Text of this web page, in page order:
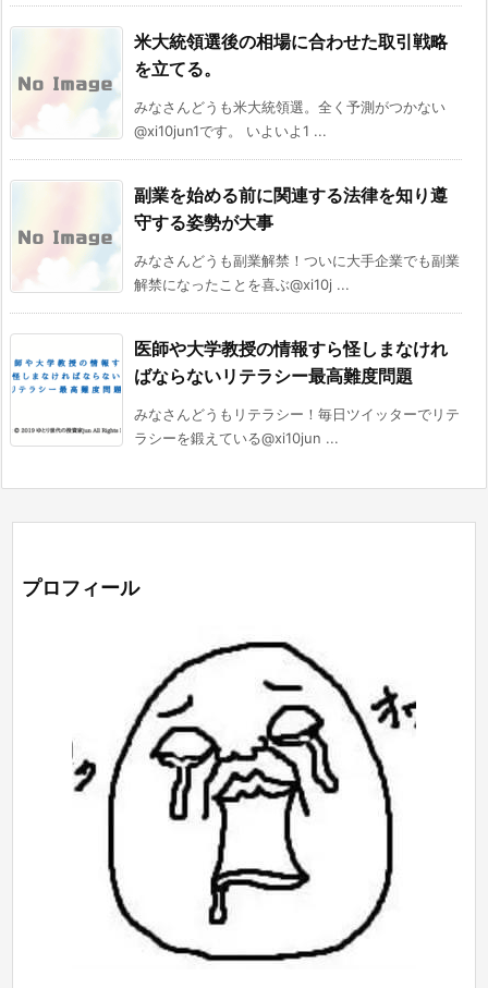
米大統領選後の相場に合わせた取引戦略
を立てる。
みなさんどうも米大統領選。全く予測がつかない
@xi10jun1です。 いよいよ1 ...
副業を始める前に関連する法律を知り遵
守する姿勢が大事
みなさんどうも副業解禁！ついに大手企業でも副業
解禁になったことを喜ぶ@xi10j ...
医師や大学教授の情報すら怪しまなけれ
ばならないリテラシー最高難度問題
みなさんどうもリテラシー！毎日ツイッターでリテ
ラシーを鍛えている@xi10jun ...
プロフィール